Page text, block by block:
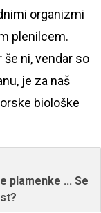
organizmi
plenilcem.
ni, vendar so
je za naš
biološke
plamenke ... Se